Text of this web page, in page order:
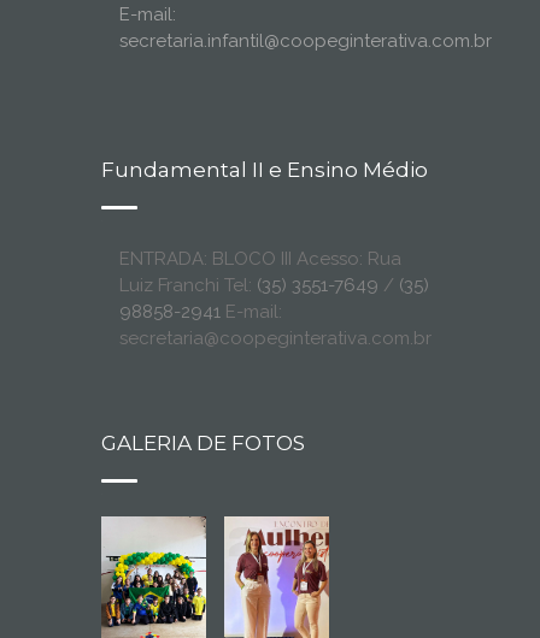
E-mail:
secretaria.infantil@coopeginterativa.com.br
Fundamental II e Ensino Médio
ENTRADA: BLOCO III Acesso: Rua
Luiz Franchi Tel: (35) 3551-7649 / (35)
98858-2941 E-mail:
secretaria@coopeginterativa.com.br
GALERIA DE FOTOS